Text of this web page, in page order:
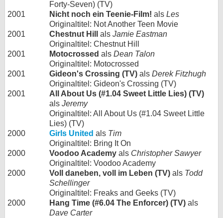
Forty-Seven) (TV)
2001
Nicht noch ein Teenie-Film! als Les
Originaltitel: Not Another Teen Movie
2001
Chestnut Hill als Jamie Eastman
Originaltitel: Chestnut Hill
2001
Motocrossed als Dean Talon
Originaltitel: Motocrossed
2001
Gideon's Crossing (TV) als Derek Fitzhugh
Originaltitel: Gideon's Crossing (TV)
2001
All About Us (#1.04 Sweet Little Lies) (TV)
als Jeremy
Originaltitel: All About Us (#1.04 Sweet Little
Lies) (TV)
2000
Girls United als Tim
Originaltitel: Bring It On
2000
Voodoo Academy als Christopher Sawyer
Originaltitel: Voodoo Academy
2000
Voll daneben, voll im Leben (TV) als Todd
Schellinger
Originaltitel: Freaks and Geeks (TV)
2000
Hang Time (#6.04 The Enforcer) (TV) als
Dave Carter